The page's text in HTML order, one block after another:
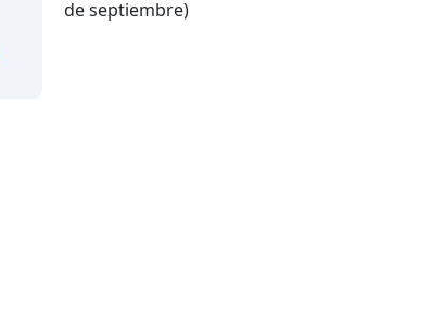
de septiembre)